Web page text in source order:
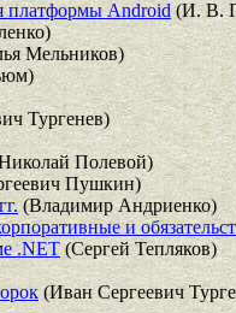
платформы Android(И. В.
Мельников)
Тургенев)
Полевой)
Пушкин)
(Владимир Андриенко)
и
.NET (Сергей Тепляков)
(Иван Сергеевич